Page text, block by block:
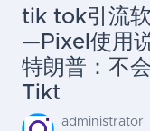
tik tok引流
—Pixel使用
特朗普：不
Tikt
administrator